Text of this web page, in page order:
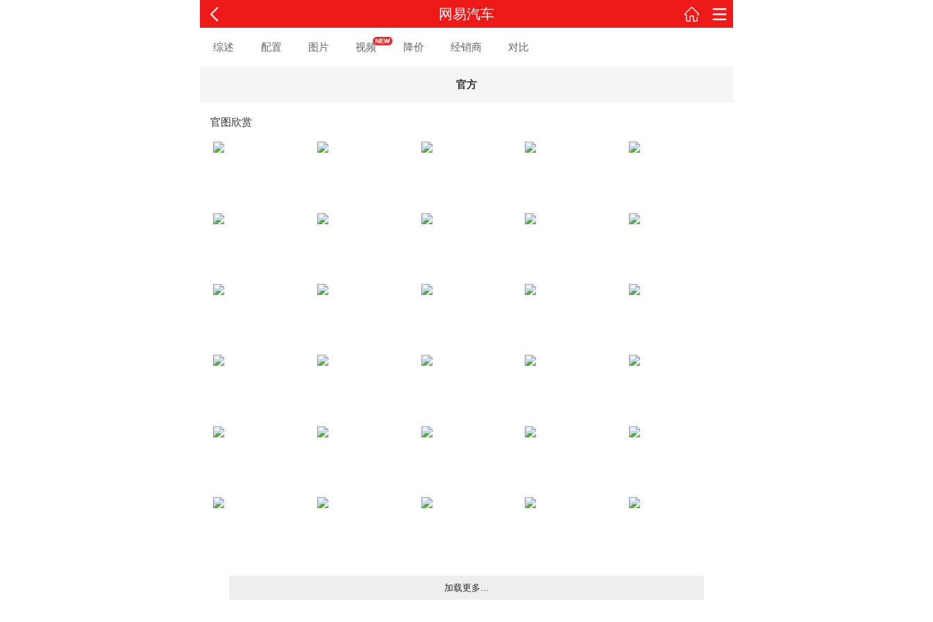
网易汽车
综述 配置 图片 视频 降价 经销商 对比
官方
官图欣赏
加载更多...